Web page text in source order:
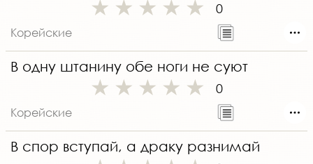
0
Корейские
В одну штанину обе ноги не суют
0
Корейские
В спор вступай, а драку разнимай